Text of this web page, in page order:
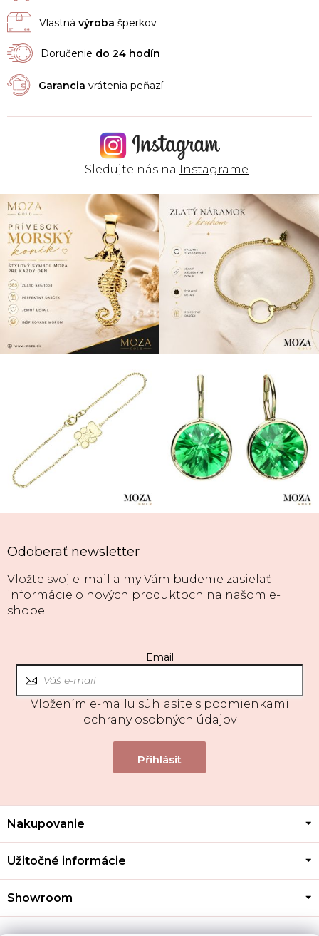
Vlastná výroba šperkov
Doručenie do 24 hodín
Garancia vrátenia peňazí
Sledujte nás na Instagrame
Odoberať newsletter
Vložte svoj e-mail a my Vám budeme zasielať
informácie o nových produktoch na našom e-
shope.
Email
Vložením e-mailu súhlasíte s podmienkami
ochrany osobných údajov
Z
p
t
Nakupovanie
Užitočné informácie
Showroom